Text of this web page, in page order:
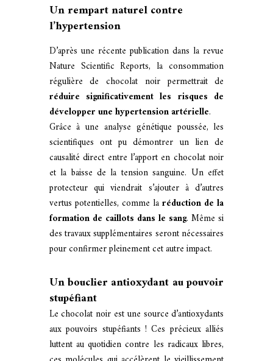
Un rempart naturel contre
l’hypertension
D’après une récente publication dans la revue
Nature Scientific Reports, la consommation
régulière de chocolat noir permettrait de
réduire significativement les risques de
développer une hypertension artérielle.
Grâce à une analyse génétique poussée, les
scientifiques ont pu démontrer un lien de
causalité direct entre l’apport en chocolat noir
et la baisse de la tension sanguine. Un effet
protecteur qui viendrait s’ajouter à d’autres
vertus potentielles, comme laréduction de la
formation de caillots dans le sang. Même si
des travaux supplémentaires seront nécessaires
pour confirmer pleinement cet autre impact.
Un bouclier antioxydant au pouvoir
stupéfiant
Le chocolat noir est une source d’antioxydants
aux pouvoirs stupéfiants ! Ces précieux alliés
luttent au quotidien contre les radicaux libres,